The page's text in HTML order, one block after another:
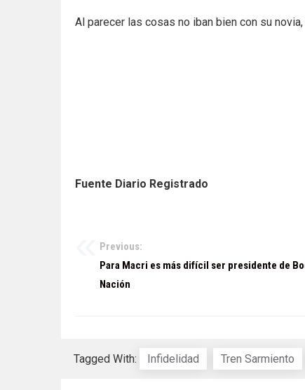
Al parecer las cosas no iban bien con su
Fuente Diario Registrado
Navegación
Previous:
Para Macri es más difícil ser presidente de
Nación
Tagged With: Infidelidad Tren Sarmiento